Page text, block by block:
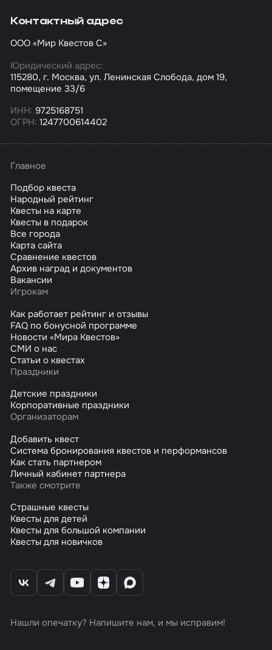
Контактный адрес
ООО «Мир Квестов С»
Юридический адрес:
115280, г. Москва, ул. Ленинская Слобода, дом 19,
помещение 33/6
ИНН: 9725168751
ОГРН: 1247700614402
Главное
Подбор квеста
Народный рейтинг
Квесты на карте
Квесты в подарок
Все города
Карта сайта
Сравнение квестов
Архив наград и документов
Вакансии
Игрокам
Как работает рейтинг и отзывы
FAQ по бонусной программе
Новости «Мира Квестов»
СМИ о нас
Статьи о квестах
Праздники
Детские праздники
Корпоративные праздники
Организаторам
Добавить квест
Система бронирования квестов и перформансов
Как стать партнером
Личный кабинет партнера
Также смотрите
Страшные квесты
Квесты для детей
Квесты для большой компании
Квесты для новичков
Нашли опечатку? Напишите нам, и мы исправим!